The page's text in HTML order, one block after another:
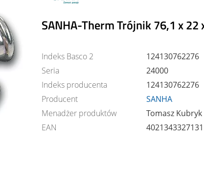
SANHA-Therm Trójnik 76,1 x 22
Indeks Basco 2
124130762276
Seria
24000
Indeks producenta
124130762276
Producent
SANHA
Menadżer produktów
Tomasz Kubryk
EAN
4021343327131